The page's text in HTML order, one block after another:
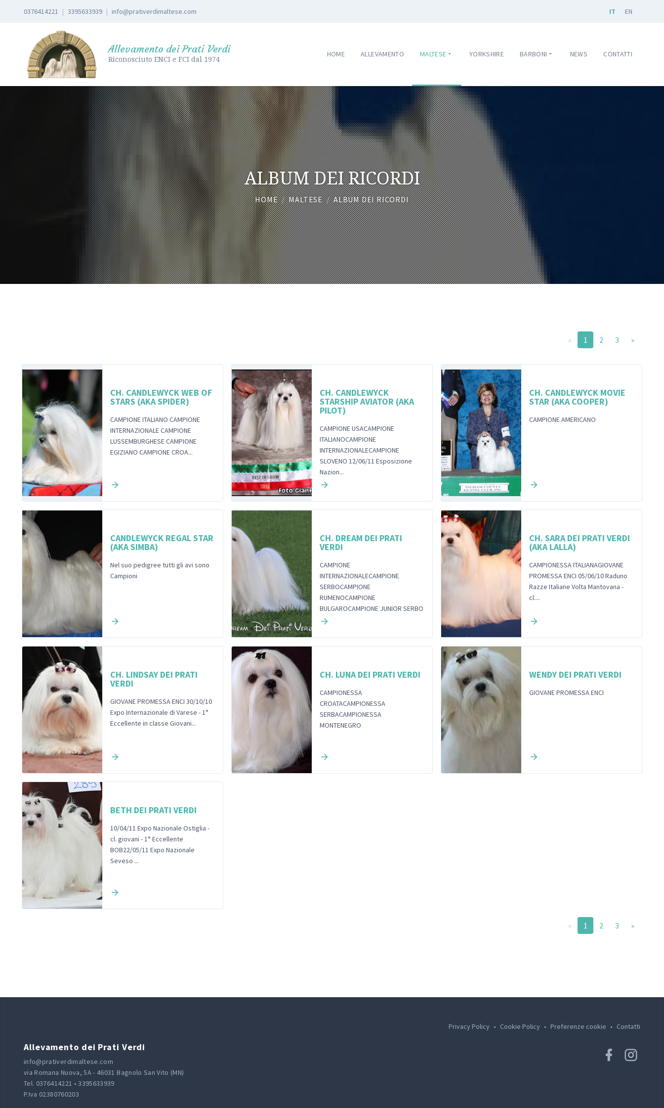
0376414221 | 3395633939 | info@prativerdimaltese.com IT EN
Allevamento dei Prati Verdi
Riconosciuto ENCI e FCI dal 1974
HOME ALLEVAMENTO MALTESE YORKSHIRE BARBONI NEWS CONTATTI
ALBUM DEI RICORDI
HOME / MALTESE / ALBUM DEI RICORDI
« 1 2 3 »
CH. CANDLEWYCK WEB OF
STARS (AKA SPIDER)
CAMPIONE ITALIANO CAMPIONE
INTERNAZIONALE CAMPIONE
LUSSEMBURGHESE CAMPIONE
EGIZIANO CAMPIONE CROA...
CH. CANDLEWYCK
STARSHIP AVIATOR (AKA
PILOT)
CAMPIONE USACAMPIONE
ITALIANOCAMPIONE
INTERNAZIONALECAMPIONE
SLOVENO 12/06/11 Esposizione
Nazion...
CH. CANDLEWYCK MOVIE
STAR (AKA COOPER)
CAMPIONE AMERICANO
CANDLEWYCK REGAL STAR
(AKA SIMBA)
Nel suo pedigree tutti gli avi sono
Campioni
CH. DREAM DEI PRATI
VERDI
CAMPIONE
INTERNAZIONALECAMPIONE
SERBOCAMPIONE
RUMENOCAMPIONE
BULGAROCAMPIONE JUNIOR SERBO
CH. SARA DEI PRATI VERDI
(AKA LALLA)
CAMPIONESSA ITALIANAGIOVANE
PROMESSA ENCI 05/06/10 Raduno
Razze Italiane Volta Mantovana -
cl....
CH. LINDSAY DEI PRATI
VERDI
GIOVANE PROMESSA ENCI 30/10/10
Expo Internazionale di Varese - 1°
Eccellente in classe Giovani...
CH. LUNA DEI PRATI VERDI
CAMPIONESSA
CROATACAMPIONESSA
SERBACAMPIONESSA
MONTENEGRO
WENDY DEI PRATI VERDI
GIOVANE PROMESSA ENCI
BETH DEI PRATI VERDI
10/04/11 Expo Nazionale Ostiglia -
cl. giovani - 1° Eccellente
BOB22/05/11 Expo Nazionale
Seveso ...
« 1 2 3 »
Privacy Policy • Cookie Policy • Preferenze cookie • Contatti
Allevamento dei Prati Verdi
info@prativerdimaltese.com
via Romana Nuova, 5A - 46031 Bagnolo San Vito (MN)
Tel. 0376414221 • 3395633939
P.Iva 02380760203